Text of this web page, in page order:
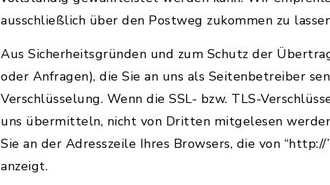
ausschließlich über den Postweg zukommen zu
Aus Sicherheitsgründen und zum Schutz der
oder Anfragen), die Sie an uns als Seitenbetreiber
Verschlüsselung. Wenn die SSL- bzw. TLS-
uns übermitteln, nicht von Dritten mitgelesen
Sie an der Adresszeile Ihres Browsers, die von
anzeigt.